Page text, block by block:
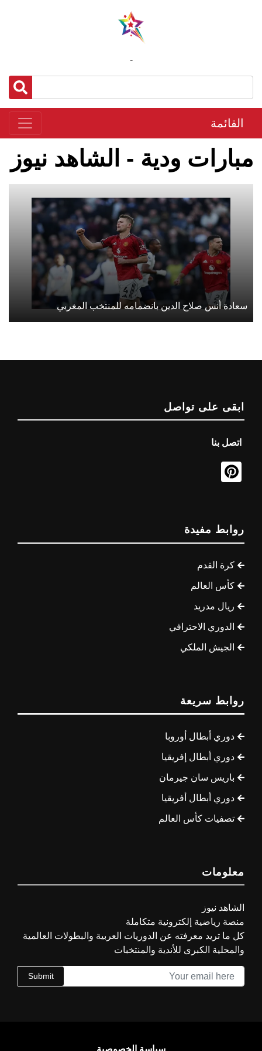
-
القائمة
مبارات ودية - الشاهد نيوز
سعادة أنس صلاح الدين بانضمامه للمنتخب المغربي
ابقى على تواصل
اتصل بنا
روابط مفيدة
كرة القدم
كأس العالم
ريال مدريد
الدوري الاحترافي
الجيش الملكي
روابط سريعة
دوري أبطال أوروبا
دوري أبطال إفريقيا
باريس سان جيرمان
دوري أبطال أفريقيا
تصفيات كأس العالم
معلومات
الشاهد نيوز
منصة رياضية إلكترونية متكاملة
كل ما تريد معرفته عن الدوريات العربية والبطولات العالمية
والمحلية الكبرى للأندية والمنتخبات
Submit